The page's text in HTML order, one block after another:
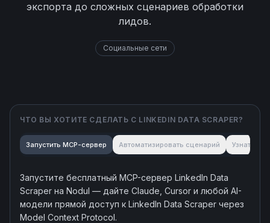
экспорта до сложных сценариев обработки
лидов.
Социальные сети
ЧТО ВЫ ХОТИТЕ СДЕЛАТЬ С LINKEDIN DATA SCRAPER?
Запустить MCP-сервер Автоматизировать сценарий Узнать об
Запустите бесплатный MCP-сервер LinkedIn Data
Scraper на Nodul — дайте Claude, Cursor и любой AI-
модели прямой доступ к LinkedIn Data Scraper через
Model Context Protocol.